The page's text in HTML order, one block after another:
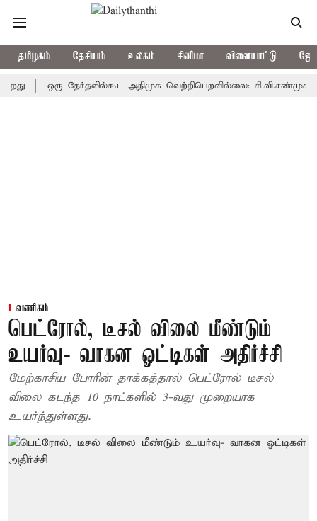
தமிழகம் தேசியம் உலகம் சினிமா விளையாட்டு
ஒரு தேர்தலில்கூட அதிமுக வெற்றிபெறவில்லை: சி.வி.சண்முகம்
வணிகம்
பெட்ரோல், டீசல் விலை மீண்டும்
உயர்வு- வாகன ஓட்டிகள் அதிர்ச்சி
மேற்காசிய போரின் தாக்கத்தால் பெட்ரோல் டீசல்
விலை கடந்த 10 நாட்களில் 3-வது முறையாக
உயர்ந்துள்ளது.